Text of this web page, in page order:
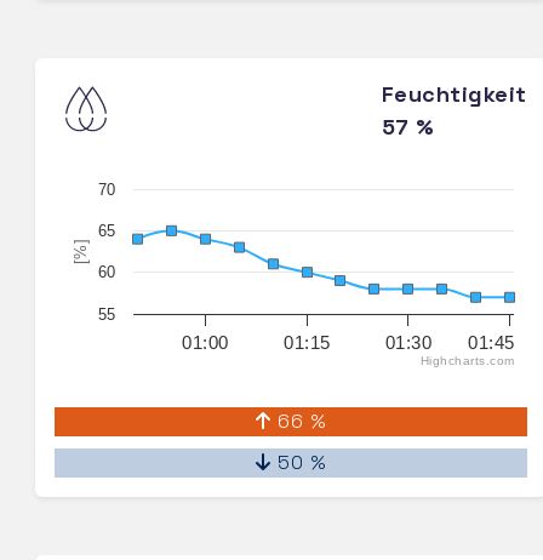
Feuchtigkeit
57 %
[%]
01:00 01:15 01:30 01:45
55
60
65
70
Highcharts.com
66 %
50 %